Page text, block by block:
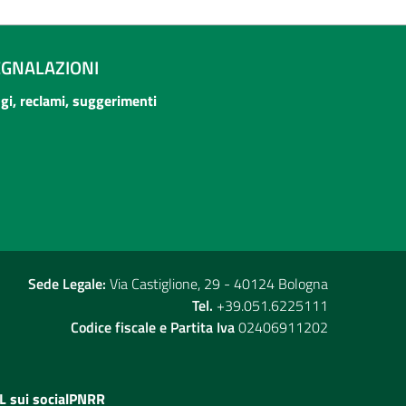
reclami, suggerimenti
Sede Legale: Via Castiglione, 29 - 40124 Bologna
Tel. +39.051.6225111
Codice fiscale e Partita Iva02406911202
sui socialPNRR